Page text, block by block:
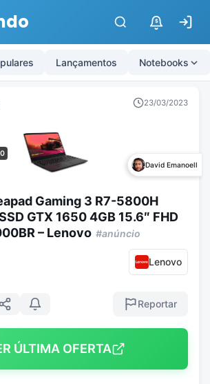
$
Lançamentos Notebooks
23/03/2023
David Emanoell
Gaming 3 R7-5800H
GTX 1650 4GB 15.6″ FHD
– Lenovo #anúncio
Lenovo
Reportar
ÚLTIMA OFERTA